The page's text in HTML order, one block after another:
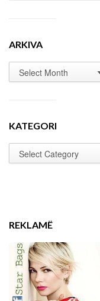
ARKIVA
KATEGORI
REKLAMË